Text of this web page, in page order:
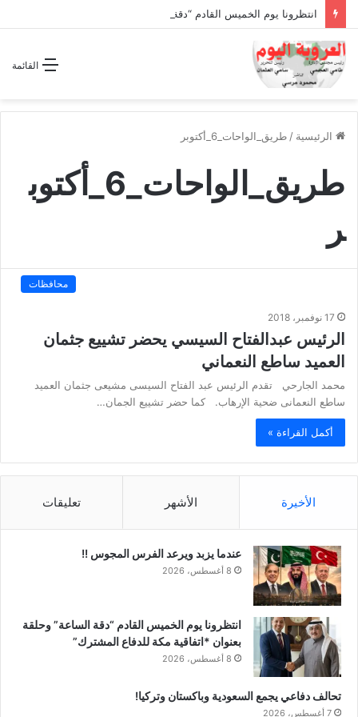
القائمة
الرئيسية / طريق_الواحات_6_أكتوبر
طريق_الواحات_6_أكتوب
ر
محافظات
17 نوفمبر، 2018
الرئيس عبدالفتاح السيسي يحضر تشييع جثمان
العميد ساطع النعماني
محمد الجارحي تقدم الرئيس عبد الفتاح السيسى مشيعى جثمان العميد
ساطع النعمانى ضحية الإرهاب. كما حضر تشييع الجمان…
أكمل القراءة »
الأخيرة الأشهر تعليقات
عندما يزبد ويرعد الفرس المجوس !!
8 أغسطس، 2026
انتظرونا يوم الخميس القادم “دقة الساعة” وحلقة
بعنوان *اتفاقية مكة للدفاع المشترك”
8 أغسطس، 2026
تحالف دفاعي يجمع السعودية وباكستان وتركيا!
7 أغسطس، 2026